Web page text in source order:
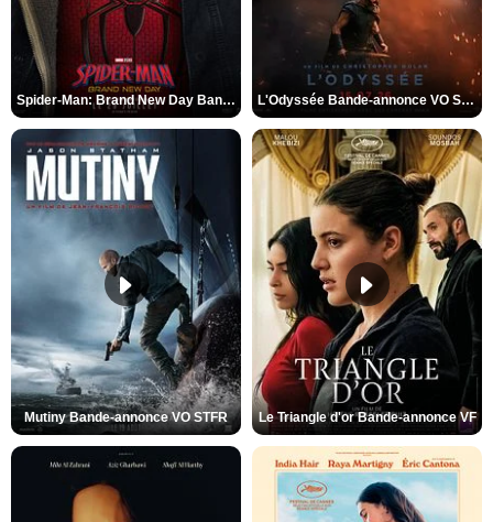
Spider-Man: Brand New Day Bande-annonce VO STFR L'Odyssée Bande-annonce VO STFR
Mutiny Bande-annonce VO STFR Le Triangle d'or Bande-annonce VF